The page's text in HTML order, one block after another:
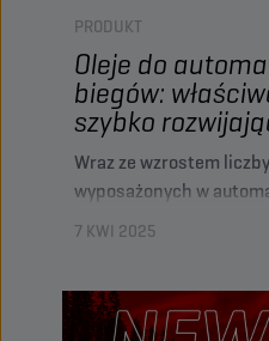
PRODUKT
Oleje do
biegów:
szybko
Wraz ze wzrostem
wyposażonych w
rynku części
na oleje do
biegów i przyjrzymy
dziedzinie olejów
7 KWI 2025